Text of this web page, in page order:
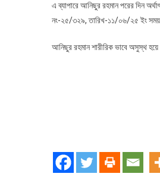
এ ব্যাপারে আনিছুর রহমান পরের দিন
নং-২৫/৩২৯, তারিখ-১১/০৬/২৫ ইং
আনিছুর রহমান শারীরিক ভাবে অসুস্থ